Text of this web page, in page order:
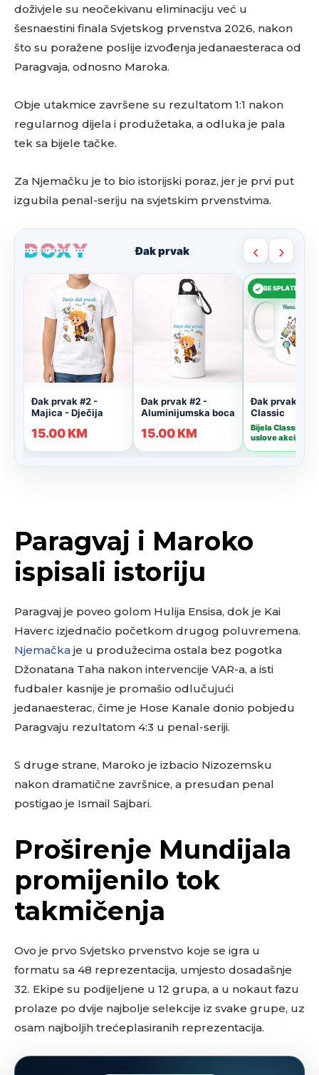
doživjele su neočekivanu eliminaciju već u
šesnaestini finala Svjetskog prvenstva 2026, nakon
što su poražene poslije izvođenja jedanaesteraca od
Paragvaja, odnosno Maroka.
Obje utakmice završene su rezultatom 1:1 nakon
regularnog dijela i produžetaka, a odluka je pala
tek sa bijele tačke.
Za Njemačku je to bio istorijski poraz, jer je prvi put
izgubila penal-seriju na svjetskim prvenstvima.
Paragvaj i Maroko
ispisali istoriju
Paragvaj je poveo golom Hulija Ensisa, dok je Kai
Haverc izjednačio početkom drugog poluvremena.
Njemačka je u produžecima ostala bez pogotka
Džonatana Taha nakon intervencije VAR-a, a isti
fudbaler kasnije je promašio odlučujući
jedanaesterac, čime je Hose Kanale donio pobjedu
Paragvaju rezultatom 4:3 u penal-seriji.
S druge strane, Maroko je izbacio Nizozemsku
nakon dramatične završnice, a presudan penal
postigao je Ismail Sajbari.
Proširenje Mundijala
promijenilo tok
takmičenja
Ovo je prvo Svjetsko prvenstvo koje se igra u
formatu sa 48 reprezentacija, umjesto dosadašnje
32. Ekipe su podijeljene u 12 grupa, a u nokaut fazu
prolaze po dvije najbolje selekcije iz svake grupe, uz
osam najboljih trećeplasiranih reprezentacija.